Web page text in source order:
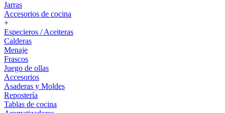
Jarras
Accesorios de cocina
+
Especieros / Aceiteras
Calderas
Menaje
Frascos
Juego de ollas
Accesorios
Asaderas y Moldes
Repostería
Tablas de cocina